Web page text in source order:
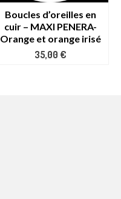
Boucles d’oreilles en
cuir – MAXI PENERA-
Orange et orange irisé
35,00 €